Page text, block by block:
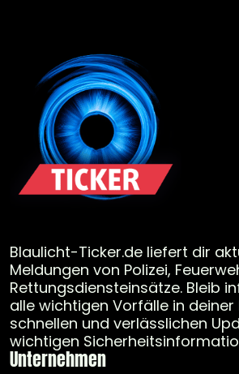
Blaulicht-Ticker.de liefert dir
Meldungen von Polizei,
Rettungsdiensteinsätze. Bleib
alle wichtigen Vorfälle in deiner
schnellen und verlässlichen
wichtigen
Unternehmen